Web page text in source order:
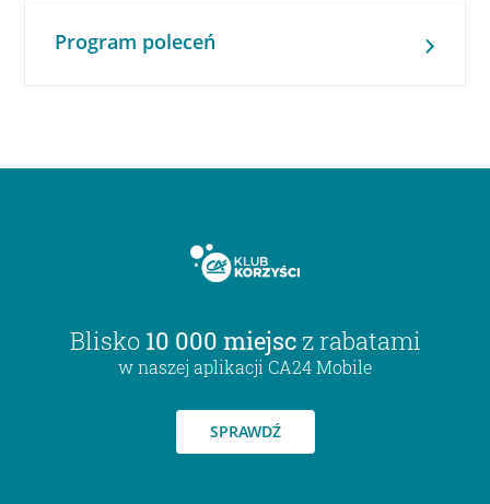
Program poleceń
Blisko 10 000 miejsc z rabatami
w naszej aplikacji CA24 Mobile
SPRAWDŹ